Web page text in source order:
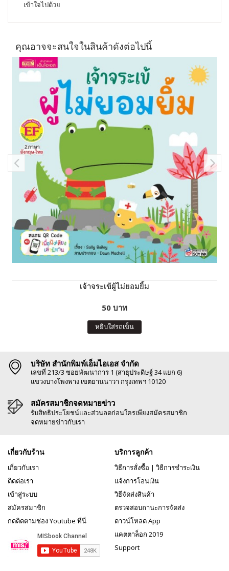
เข้าใจไปด้วย
คุณอาจจะสนใจในสินค้าดังต่อไปนี้
เจ้าจระเข้ผู้ไม่ยอมยิ้ม
50 บาท
หยิบใส่รถเข็น
บริษัท สำนักพิมพ์เอ็มไอเอส จำกัด
เลขที่ 213/3 ซอยพัฒนาการ 1 (สาธุประดิษฐ์ 34 แยก 6)
แขวงบางโพงพาง เขตยานนาวา กรุงเทพฯ 10120
สมัครสมาชิกจดหมายข่าว
รับสิทธิประโยชน์และส่วนลดก่อนใครเพียงสมัครสมาชิก
จดหมายข่าวกับเรา
เกี่ยวกับร้าน
เกี่ยวกับเรา
ติดต่อเรา
เข้าสู่ระบบ
สมัครสมาชิก
กดติดตามช่อง Youtube ที่นี่
บริการลูกค้า
วิธีการสั่งซื้อ | วิธีการชำระเงิน
แจ้งการโอนเงิน
วิธีจัดส่งสินค้า
ตรวจสอบถานะการจัดส่ง
ดาวน์โหลด App
แคตตาล็อก 2019
Support